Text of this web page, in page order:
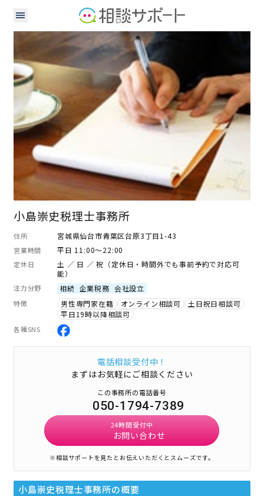
小島崇史税理士事務所
住所 宮城県仙台市青葉区台原3丁目1-43
営業時間 平日 11:00～22:00
定休日
土 ／ 日 ／ 祝（定休日・時間外でも事前予約で対応可
能）
注力分野 相続 企業税務 会社設立
特徴 男性専門家在籍 オンライン相談可
土日祝日相談可
平日19時以降相談可
各種SNS
電話相談受付中！
まずはお気軽にご相談ください
この事務所の電話番号
050-1794-7389
24時間受付中
お問い合わせ
※相談サポートを見たとお伝えいただくとスムーズです。
小島崇史税理士事務所の概要